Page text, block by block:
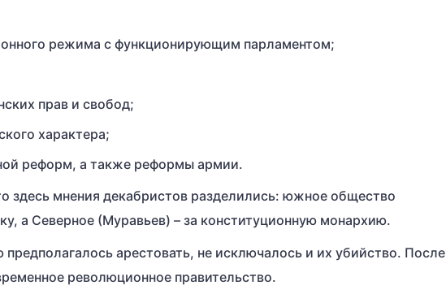
режима с функционирующим парламентом;
прав и свобод;
характера;
реформ, а также реформы армии.
здесь мнения декабристов разделились: южное общество
а Северное (Муравьев) – за конституционную монархию.
арестовать, не исключалось и их убийство. После
революционное правительство.